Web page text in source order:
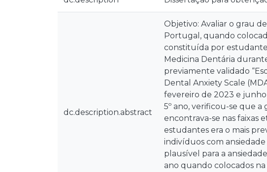
dc.description.abstract
Objetivo: Avaliar o grau
Portugal, quando
constituída por
Medicina Dentária
previamente validado
Dental Anxiety Scale
fevereiro de 2023 e junho
5º ano, verificou-se que
encontrava-se nas faixas
estudantes era o mais
indivíduos com ansiedade
plausível para a
ano quando colocados